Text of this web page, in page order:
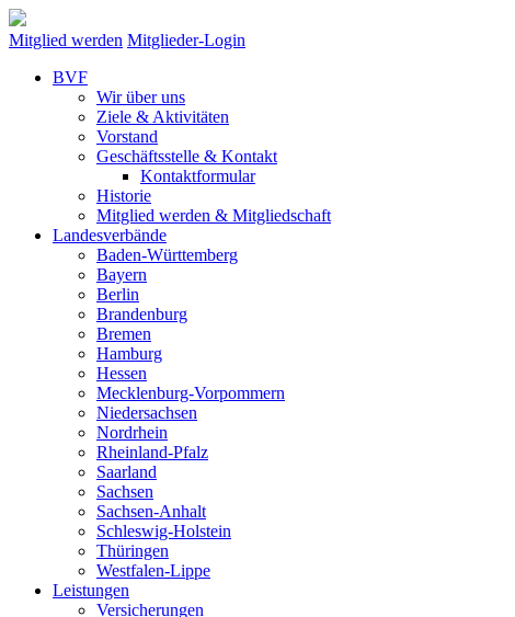
Mitglied werden Mitglieder-Login
BVF
Wir über uns
Ziele & Aktivitäten
Vorstand
Geschäftsstelle & Kontakt
Kontaktformular
Historie
Mitglied werden & Mitgliedschaft
Landesverbände
Baden-Württemberg
Bayern
Berlin
Brandenburg
Bremen
Hamburg
Hessen
Mecklenburg-Vorpommern
Niedersachsen
Nordrhein
Rheinland-Pfalz
Saarland
Sachsen
Sachsen-Anhalt
Schleswig-Holstein
Thüringen
Westfalen-Lippe
Leistungen
Versicherungen